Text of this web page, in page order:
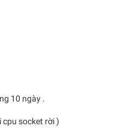
10 ngày .
socket rời )